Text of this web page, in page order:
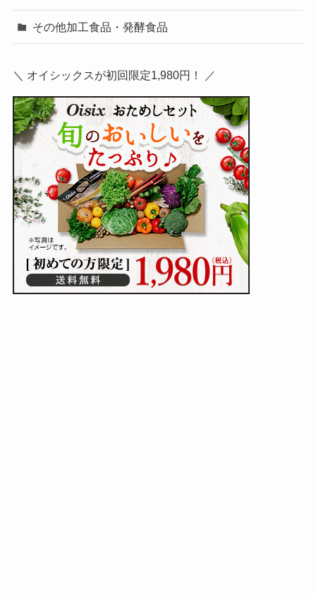
その他加工食品・発酵食品
＼ オイシックスが初回限定1,980円！ ／